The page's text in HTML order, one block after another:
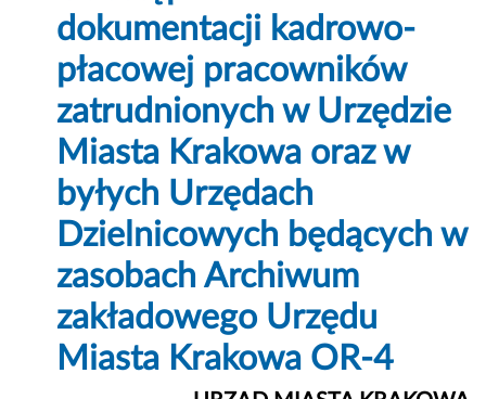
dokumentacji kadrowo-
płacowej pracowników
zatrudnionych w Urzędzie
Miasta Krakowa oraz w
byłych Urzędach
Dzielnicowych będących w
zasobach Archiwum
zakładowego Urzędu
Miasta Krakowa OR-4